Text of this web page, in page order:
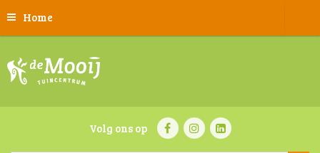
Home
Volg ons op